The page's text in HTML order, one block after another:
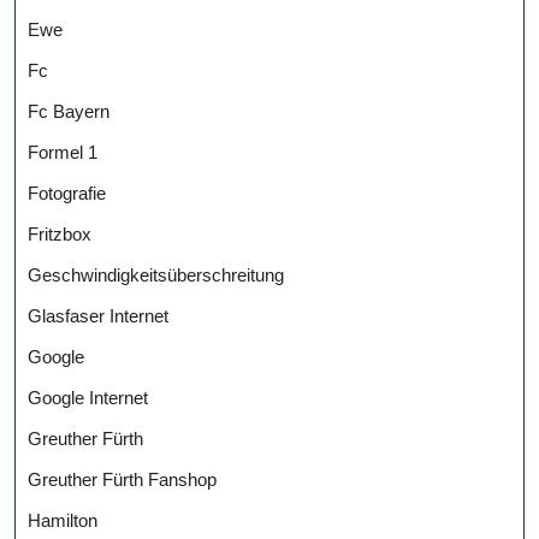
Ewe
Fc
Fc Bayern
Formel 1
Fotografie
Fritzbox
Geschwindigkeitsüberschreitung
Glasfaser Internet
Google
Google Internet
Greuther Fürth
Greuther Fürth Fanshop
Hamilton